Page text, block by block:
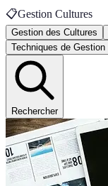
📋Gestion Cultures
Gestion des Cultures
Techniques de Gestion
Rechercher